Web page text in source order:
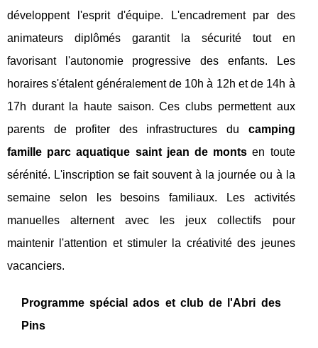
développent l'esprit d'équipe. L'encadrement par des
animateurs diplômés garantit la sécurité tout en
favorisant l'autonomie progressive des enfants. Les
horaires s'étalent généralement de 10h à 12h et de 14h à
17h durant la haute saison. Ces clubs permettent aux
parents de profiter des infrastructures du camping
famille parc aquatique saint jean de monts en toute
sérénité. L'inscription se fait souvent à la journée ou à la
semaine selon les besoins familiaux. Les activités
manuelles alternent avec les jeux collectifs pour
maintenir l'attention et stimuler la créativité des jeunes
vacanciers.
Programme spécial ados et club de l'Abri des
Pins